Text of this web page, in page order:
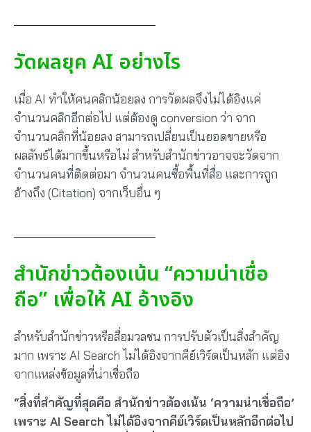
วัดผลยุค AI อย่างไร
เมื่อ AI ทำให้คนคลิกน้อยลง การวัดผลจึงไม่ได้อิงแค่
จำนวนคลิกอีกต่อไป แต่ต้องดู conversion ว่า จาก
จำนวนคลิกที่น้อยลง สามารถเปลี่ยนเป็นยอดขายหรือ
ผลลัพธ์ได้มากขึ้นหรือไม่ สำหรับสำนักข่าวอาจจะวัดจาก
จำนวนคนที่ติดต่อมา จำนวนคนซื้อพื้นที่สื่อ และการถูก
อ้างถึง (Citation) จากเว็บอื่น ๆ
สำนักข่าวต้องเน้น “ความน่าเชื่อ
ถือ” เพื่อให้ AI อ้างอิง
สำหรับสำนักข่าวหรือสื่อมวลชน การปรับตัวเป็นสิ่งสำคัญ
มาก เพราะ AI Search ไม่ได้อิงจากคีย์เวิร์ดเป็นหลัก แต่อิง
จากแหล่งข้อมูลที่น่าเชื่อถือ
“สิ่งที่สำคัญที่สุดคือ สำนักข่าวต้องเน้น ‘ความน่าเชื่อถือ’
เพราะ AI Search ไม่ได้อิงจากคีย์เวิร์ดเป็นหลักอีกต่อไป